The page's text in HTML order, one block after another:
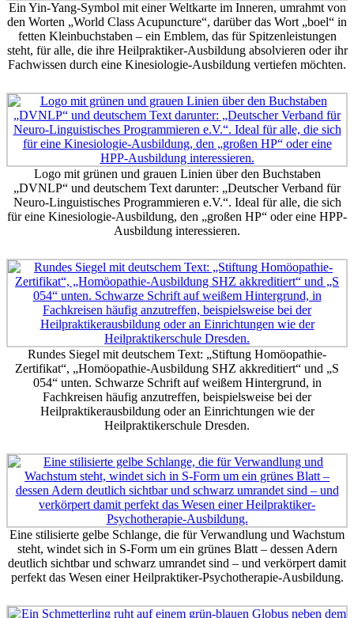
Ein Yin-Yang-Symbol mit einer Weltkarte im Inneren, umrahmt von
den Worten „World Class Acupuncture“, darüber das Wort „boel“ in
fetten Kleinbuchstaben – ein Emblem, das für Spitzenleistungen
steht, für alle, die ihre Heilpraktiker-Ausbildung absolvieren oder ihr
Fachwissen durch eine Kinesiologie-Ausbildung vertiefen möchten.
Logo mit grünen und grauen Linien über den Buchstaben
„DVNLP“ und deutschem Text darunter: „Deutscher Verband für
Neuro-Linguistisches Programmieren e.V.“. Ideal für alle, die sich
für eine Kinesiologie-Ausbildung, den „großen HP“ oder eine HPP-
Ausbildung interessieren.
Rundes Siegel mit deutschem Text: „Stiftung Homöopathie-
Zertifikat“, „Homöopathie-Ausbildung SHZ akkreditiert“ und „S
054“ unten. Schwarze Schrift auf weißem Hintergrund, in
Fachkreisen häufig anzutreffen, beispielsweise bei der
Heilpraktikerausbildung oder an Einrichtungen wie der
Heilpraktikerschule Dresden.
Eine stilisierte gelbe Schlange, die für Verwandlung und Wachstum
steht, windet sich in S-Form um ein grünes Blatt – dessen Adern
deutlich sichtbar und schwarz umrandet sind – und verkörpert damit
perfekt das Wesen einer Heilpraktiker-Psychotherapie-Ausbildung.